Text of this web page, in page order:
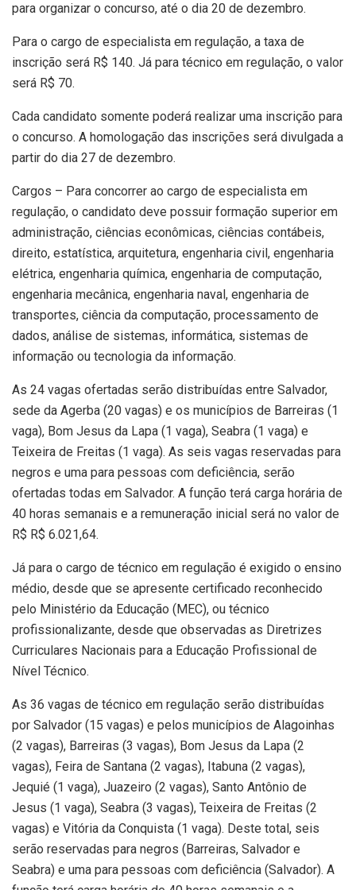
para organizar o concurso, até o dia 20 de dezembro.
Para o cargo de especialista em regulação, a taxa de
inscrição será R$ 140. Já para técnico em regulação, o valor
será R$ 70.
Cada candidato somente poderá realizar uma inscrição para
o concurso. A homologação das inscrições será divulgada a
partir do dia 27 de dezembro.
Cargos – Para concorrer ao cargo de especialista em
regulação, o candidato deve possuir formação superior em
administração, ciências econômicas, ciências contábeis,
direito, estatística, arquitetura, engenharia civil, engenharia
elétrica, engenharia química, engenharia de computação,
engenharia mecânica, engenharia naval, engenharia de
transportes, ciência da computação, processamento de
dados, análise de sistemas, informática, sistemas de
informação ou tecnologia da informação.
As 24 vagas ofertadas serão distribuídas entre Salvador,
sede da Agerba (20 vagas) e os municípios de Barreiras (1
vaga), Bom Jesus da Lapa (1 vaga), Seabra (1 vaga) e
Teixeira de Freitas (1 vaga). As seis vagas reservadas para
negros e uma para pessoas com deficiência, serão
ofertadas todas em Salvador. A função terá carga horária de
40 horas semanais e a remuneração inicial será no valor de
R$ R$ 6.021,64.
Já para o cargo de técnico em regulação é exigido o ensino
médio, desde que se apresente certificado reconhecido
pelo Ministério da Educação (MEC), ou técnico
profissionalizante, desde que observadas as Diretrizes
Curriculares Nacionais para a Educação Profissional de
Nível Técnico.
As 36 vagas de técnico em regulação serão distribuídas
por Salvador (15 vagas) e pelos municípios de Alagoinhas
(2 vagas), Barreiras (3 vagas), Bom Jesus da Lapa (2
vagas), Feira de Santana (2 vagas), Itabuna (2 vagas),
Jequié (1 vaga), Juazeiro (2 vagas), Santo Antônio de
Jesus (1 vaga), Seabra (3 vagas), Teixeira de Freitas (2
vagas) e Vitória da Conquista (1 vaga). Deste total, seis
serão reservadas para negros (Barreiras, Salvador e
Seabra) e uma para pessoas com deficiência (Salvador). A